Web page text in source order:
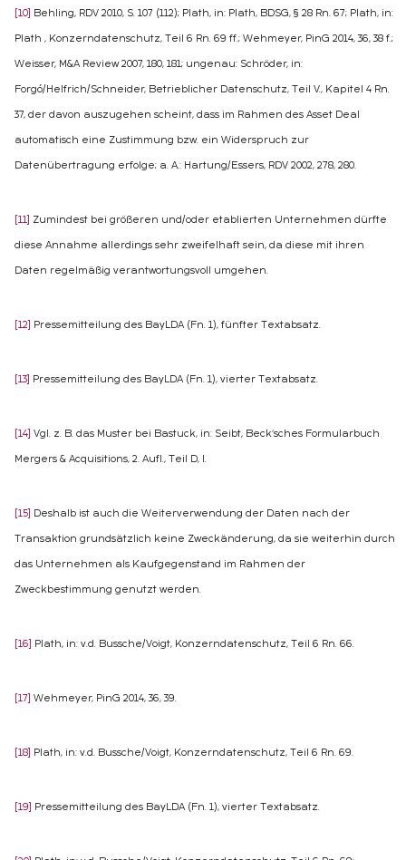
[10] Behling, RDV 2010, S. 107 (112); Plath, in: Plath, BDSG, § 28 Rn. 67; Plath, in:
Plath , Konzerndatenschutz, Teil 6 Rn. 69 ff.; Wehmeyer, PinG 2014, 36, 38 f.;
Weisser, M&A Review 2007, 180, 181; ungenau: Schröder, in:
Forgó/Helfrich/Schneider, Betrieblicher Datenschutz, Teil V., Kapitel 4 Rn.
37, der davon auszugehen scheint, dass im Rahmen des Asset Deal
automatisch eine Zustimmung bzw. ein Widerspruch zur
Datenübertragung erfolge; a. A.: Hartung/Essers, RDV 2002, 278, 280.
[11] Zumindest bei größeren und/oder etablierten Unternehmen dürfte
diese Annahme allerdings sehr zweifelhaft sein, da diese mit ihren
Daten regelmäßig verantwortungsvoll umgehen.
[12] Pressemitteilung des BayLDA (Fn. 1), fünfter Textabsatz.
[13] Pressemitteilung des BayLDA (Fn. 1), vierter Textabsatz.
[14] Vgl. z. B. das Muster bei Bastuck, in: Seibt, Beck‘sches Formularbuch
Mergers & Acquisitions, 2. Aufl., Teil D, I.
[15] Deshalb ist auch die Weiterverwendung der Daten nach der
Transaktion grundsätzlich keine Zweckänderung, da sie weiterhin durch
das Unternehmen als Kaufgegenstand im Rahmen der
Zweckbestimmung genutzt werden.
[16] Plath, in: v.d. Bussche/Voigt, Konzerndatenschutz, Teil 6 Rn. 66.
[17] Wehmeyer, PinG 2014, 36, 39.
[18] Plath, in: v.d. Bussche/Voigt, Konzerndatenschutz, Teil 6 Rn. 69.
[19] Pressemitteilung des BayLDA (Fn. 1), vierter Textabsatz.